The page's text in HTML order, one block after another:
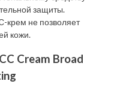
защиты.
крем не позволяет
кожи.
Cream Broad